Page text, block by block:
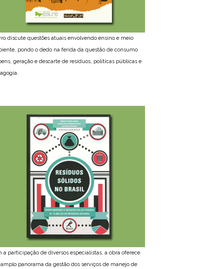
discute questões atuais envolvendo ensino e meio
pondo o dedo na ferida da questão de consumo
geração e descarte de resíduos, políticas públicas e
a participação de diversos especialistas, a obra oferece
panorama da gestão dos serviços de manejo de